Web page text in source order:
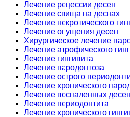
Лечение рецессии десен
Лечение свища на деснах
Лечение некротического
Лечение опущения десен
Хирургическое лечение
Лечение атрофического
Лечение гингивита
Лечение пародонтоза
Лечение острого
Лечение хронического
Лечение воспаленных десен
Лечение периодонтита
Лечение хронического